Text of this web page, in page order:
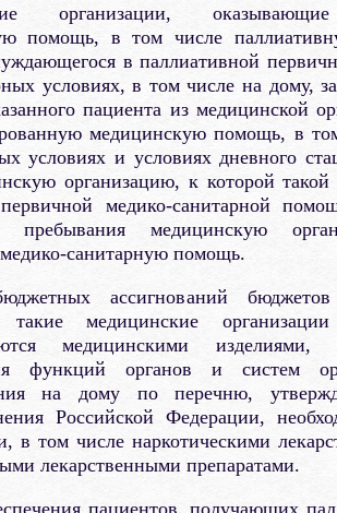
организации, оказывающие
помощь, в том числе
в паллиативной
условиях, в том числе на дому,
пациента из медицинской
медицинскую помощь, в
условиях и условиях дневного
организацию, к которой
медико-санитарной
пребывания медицинскую
санитарную помощь.
ассигнований бюджетов
такие медицинские
медицинскими изделиями,
функций органов и систем
на дому по перечню,
Российской Федерации,
в том числе наркотическими
лекарственными препаратами.
пациентов, получающих